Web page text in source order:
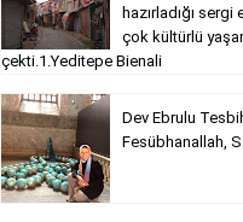
hazırladığı
çok kültürlü
çekti.1.Yeditepe Bienali
Dev Ebrulu
Fesübhanallah,